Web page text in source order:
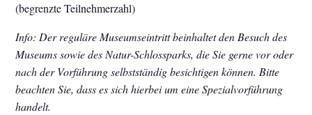
(begrenzte Teilnehmerzahl)
Info: Der reguläre Museumseintritt beinhaltet den Besuch des
Museums sowie des Natur-Schlossparks, die Sie gerne vor oder
nach der Vorführung selbstständig besichtigen können. Bitte
beachten Sie, dass es sich hierbei um eine Spezialvorführung
handelt.